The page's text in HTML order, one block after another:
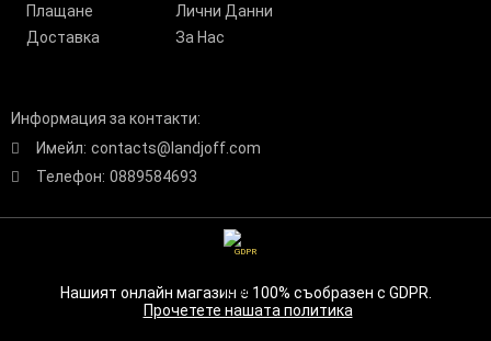
Плащане
Доставка
Лични Данни
За Нас
Информация за контакти:
Имейл: contacts@landjoff.com
Телефон: 0889584693
GDPR
Нашият онлайн магазин е 100% съобразен с GDPR.
Прочетете нашата политика